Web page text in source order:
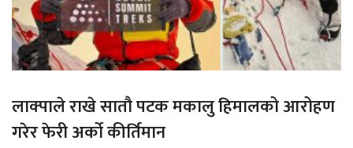
लाक्पाले राखे सातौ पटक मकालु हिमालको आरोहण
गरेर फेरी अर्को कीर्तिमान